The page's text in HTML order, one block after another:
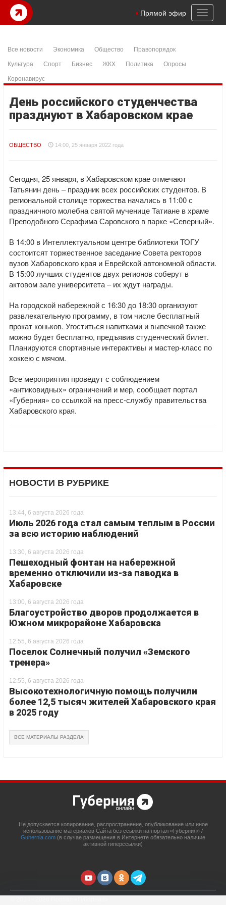
Toggle
Прямой эфир
Все новости Экономика Общество
Правопорядок
Культура
Спорт Бизнес ЖКХ Политика
Опросы
Коронавирус
День российского студенчества
празднуют в Хабаровском крае
ОБЩЕСТВО 14:00, 25 января 2022 года
Сегодня, 25 января, в Хабаровском крае отмечают
Татьянин день – праздник всех российских студентов. В
региональной столице торжества начались в 11:00 с
праздничного молебна святой мученице Татиане в храме
Преподобного Серафима Саровского в парке «Северный».
В 14:00 в Интеллектуальном центре библиотеки ТОГУ
состоитсят торжественное заседание Совета ректоров
вузов Хабаровского края и Еврейской автономной области.
В 15:00 лучших студентов двух регионов соберут в
актовом зале университета – их ждут награды.
На городской набережной с 16:30 до 18:30 организуют
развлекательную программу, в том числе бесплатный
прокат коньков. Угоститься напитками и выпечкой также
можно будет бесплатно, предъявив студенческий билет.
Планируются спортивные интерактивы и мастер-класс по
хоккею с мячом.
Все мероприятия проведут с соблюдением
«антиковидных» ограничений и мер, сообщает портал
«Губерния» со ссылкой на пресс-службу правительства
Хабаровского края.
НОВОСТИ В РУБРИКЕ
13:44, 6 августа 2026 года
Июль 2026 года стал самым теплым в России
за всю историю наблюдений
13:30, 6 августа 2026 года
Пешеходный фонтан на набережной
временно отключили из-за паводка в
Хабаровске
13:00, 6 августа 2026 года
Благоустройство дворов продолжается в
Южном микрорайоне Хабаровска
12:55, 6 августа 2026 года
Поселок Солнечный получил «Земского
тренера»
12:55, 6 августа 2026 года
Высокотехнологичную помощь получили
более 12,5 тысяч жителей Хабаровского края
в 2025 году
ВСЕ МАТЕРИАЛЫ РАЗДЕЛА
Не допускается копирование, распространение, опубликование или иное
использование материалов Сайта без ссылки на портал «Губерния» /
Gubernia.com (в случае размещения в Интернете обязательно наличие
активной гиперссылки)